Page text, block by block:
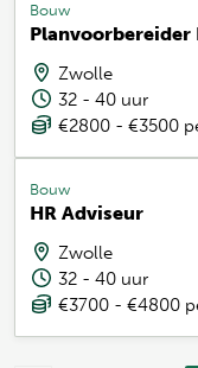
Bouw
Planvoorbereider
Zwolle
32 - 40 uur
€2800 - €3500
Bouw
HR Adviseur
Zwolle
32 - 40 uur
€3700 - €4800